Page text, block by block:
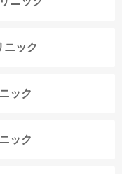
ニック
ック
ック